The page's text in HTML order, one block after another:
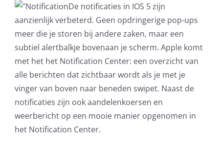
WordPress SLA Contract
Contact
De notificaties in IOS 5 zijn
aanzienlijk verbeterd. Geen opdringerige pop-ups
meer die je storen bij andere zaken, maar een
subtiel alertbalkje bovenaan je scherm. Apple komt
met het het Notification Center: een overzicht van
alle berichten dat zichtbaar wordt als je met je
vinger van boven naar beneden swipet. Naast de
notificaties zijn ook aandelenkoersen en
weerbericht op een mooie manier opgenomen in
het Notification Center.